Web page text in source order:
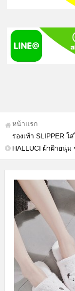
หน้าแรก
รองเท้า SLIPPER
HALLUCI ผ้าฝ้ายนุ่ม